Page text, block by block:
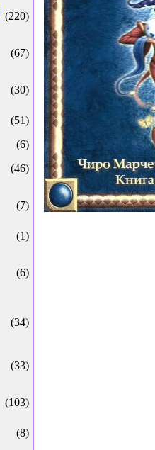
(220)
(67)
(30)
(51)
(6)
(46)
(7)
(1)
(6)
(34)
(33)
(103)
(8)